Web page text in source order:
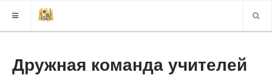
Дружная команда учителей